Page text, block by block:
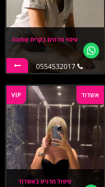
עיסוי מדהים בקרית שמונה
0554532017
VIP אשדוד
טיפול מרגיע באשדוד